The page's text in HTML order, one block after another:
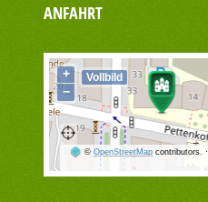
ANFAHRT
+
−
©OpenStreetMap contributors. ·
Vollbild